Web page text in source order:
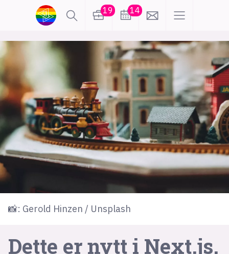
19 14
📸: Gerold Hinzen / Unsplash
Dette er nytt i Next.js,
lønn
KI
karriere
meninger
utdanning sikkerhet
kontor
frontend
backend
apputvikling
devops
IoT
design
tilgjengelighet
ukas koder
inn/ut